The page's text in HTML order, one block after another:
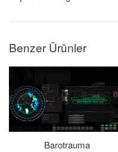
Benzer Ürünler
Barotrauma